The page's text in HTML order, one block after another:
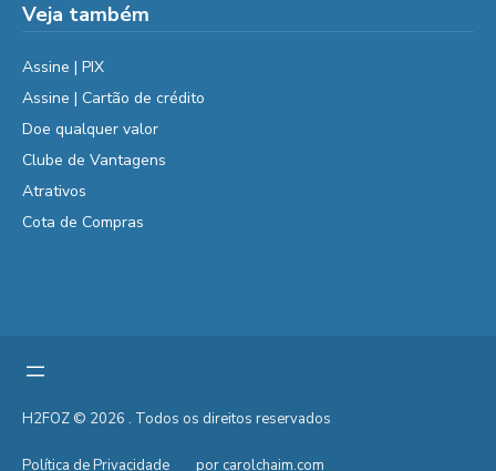
Veja também
Assine | PIX
Assine | Cartão de crédito
Doe qualquer valor
Clube de Vantagens
Atrativos
Cota de Compras
H2FOZ © 2026 . Todos os direitos reservados
Política de Privacidade por carolchaim.com